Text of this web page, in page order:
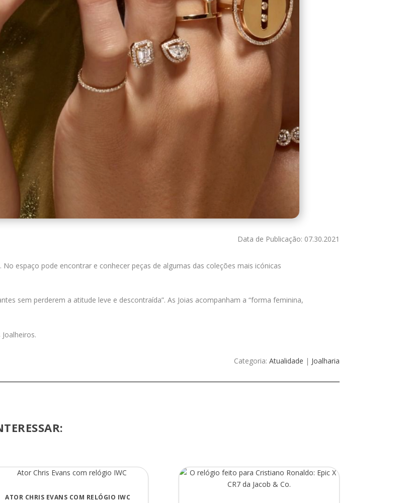
Data de Publicação: 07.30.2021
No espaço pode encontrar e conhecer peças de algumas das coleções mais icónicas
sem perderem a atitude leve e descontraída”. As Joias acompanham a “forma feminina,
Categoria: Atualidade | Joalharia
ATOR CHRIS EVANS COM RELÓGIO IWC